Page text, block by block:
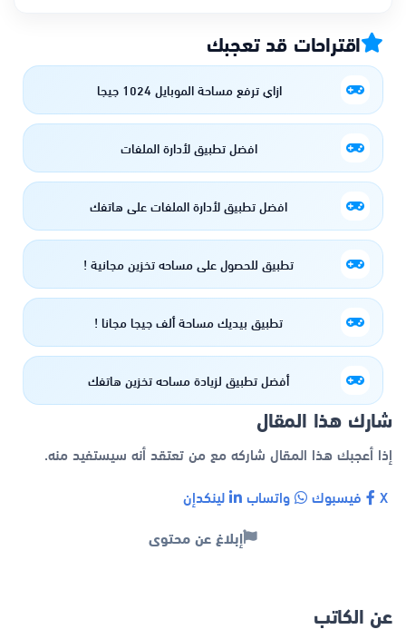
اقتراحات قد تعجبك
ازاي ترفع مساحة الموبايل 1024 جيجا
افضل تطبيق لأدارة الملفات
افضل تطبيق لأدارة الملفات علي هاتفك
تطبيق للحصول علي مساحه تخزين مجانية !
تطبيق بيديك مساحة ألف جيجا مجانا !
أفضل تطبيق لزيادة مساحه تخزين هاتفك
شارك هذا المقال
إذا أعجبك هذا المقال شاركه مع من تعتقد أنه سيستفيد منه.
فيسبوك واتساب لينكدإن
إبلاغ عن محتوى
عن الكاتب